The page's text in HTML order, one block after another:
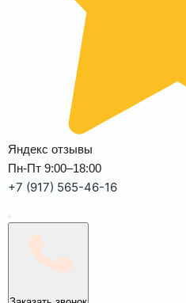
Яндекс отзывы
Пн-Пт 9:00–18:00
+7 (917) 565-46-16